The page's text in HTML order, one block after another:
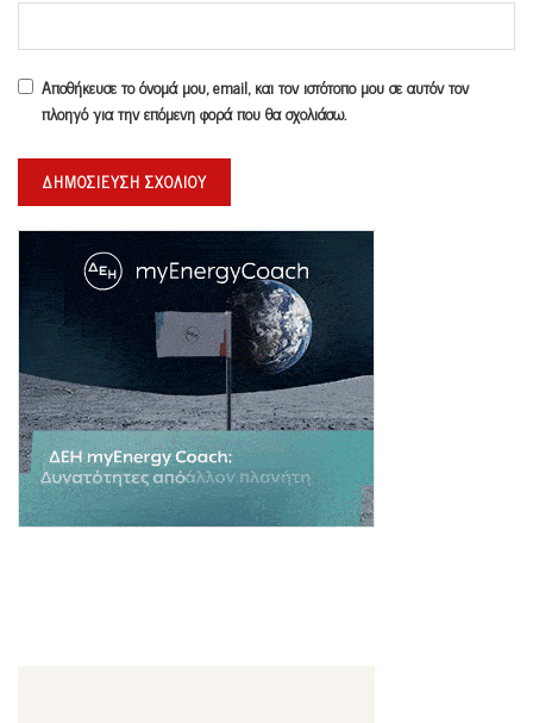
Αποθήκευσε το όνομά μου, email, και τον ιστότοπο μου σε αυτόν τον
πλοηγό για την επόμενη φορά που θα σχολιάσω.